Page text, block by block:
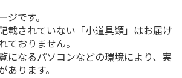
ジです。
載されていない「小道具類」はお届け
ておりません。
になるパソコンなどの環境により、実
あります。